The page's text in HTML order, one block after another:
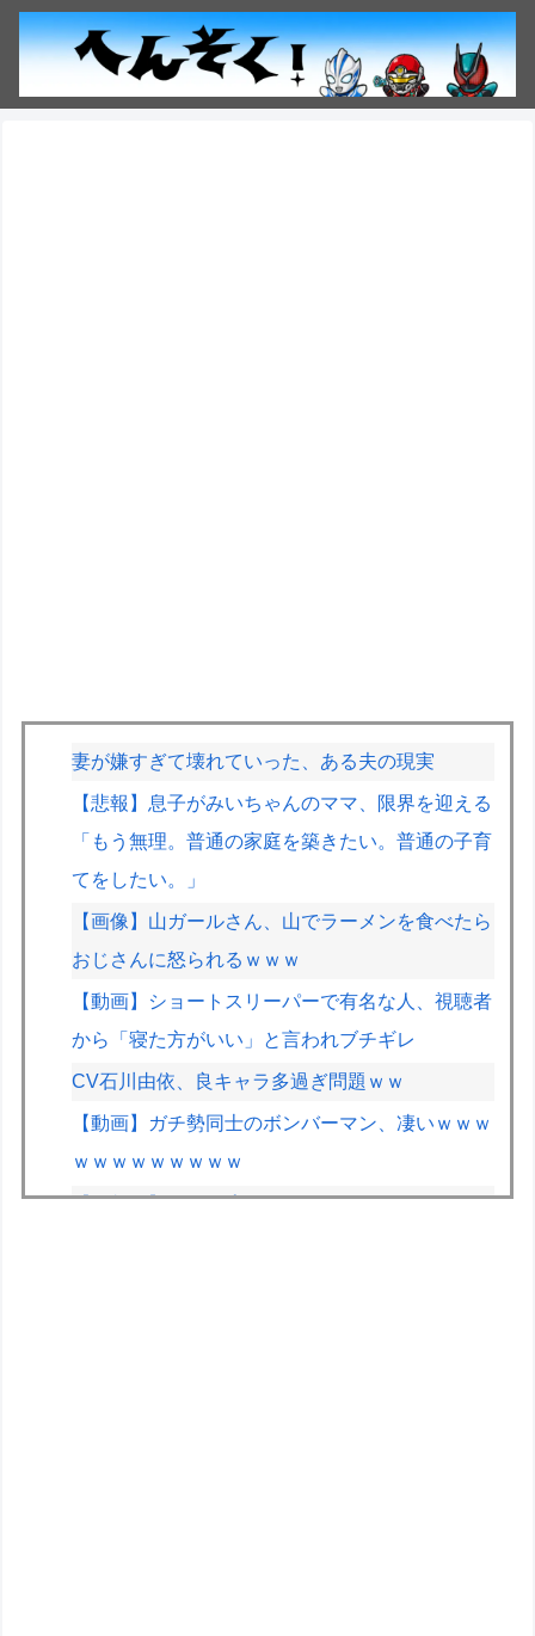
妻が嫌すぎて壊れていった、ある夫の現実
【悲報】息子がみいちゃんのママ、限界を迎える
「もう無理。普通の家庭を築きたい。普通の子育
てをしたい。」
【画像】山ガールさん、山でラーメンを食べたら
おじさんに怒られるｗｗｗ
【動画】ショートスリーパーで有名な人、視聴者
から「寝た方がいい」と言われブチギレ
CV石川由依、良キャラ多過ぎ問題ｗｗ
【動画】ガチ勢同士のボンバーマン、凄いｗｗｗ
ｗｗｗｗｗｗｗｗｗ
【遊戯王】Fカップの「ドラテ」はなんでこんな